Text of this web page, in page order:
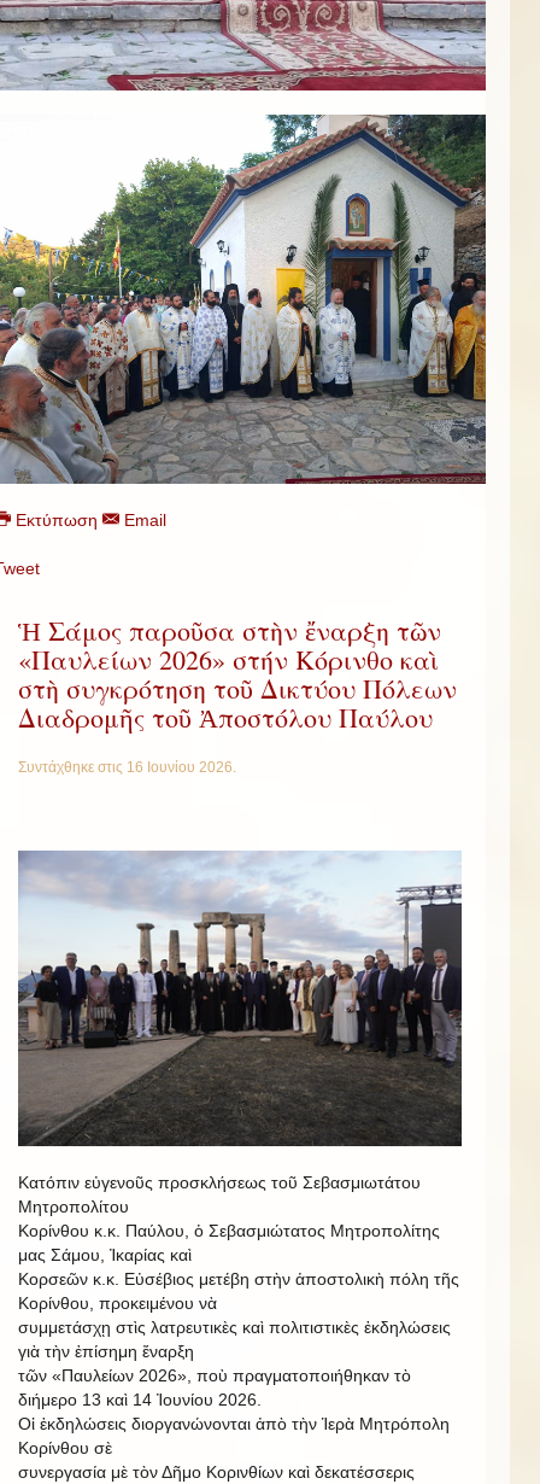
Εκτύπωση Email
Ἡ Σάμος παροῦσα στὴν ἔναρξη τῶν
«Παυλείων 2026» στήν Κόρινθο καὶ
στὴ συγκρότηση τοῦ Δικτύου Πόλεων
Διαδρομῆς τοῦ Ἀποστόλου Παύλου
Συντάχθηκε στις 16 Ιουνίου 2026
Κατόπιν εὐγενοῦς προσκλήσεως τοῦ Σεβασμιωτάτου
Μητροπολίτου
Κορίνθου κ.κ. Παύλου, ὁ Σεβασμιώτατος Μητροπολίτης
μας Σάμου, Ἰκαρίας καὶ
Κορσεῶν κ.κ. Εὐσέβιος μετέβη στὴν ἀποστολικὴ πόλη τῆς
Κορίνθου, προκειμένου νὰ
συμμετάσχῃ στὶς λατρευτικὲς καὶ πολιτιστικὲς ἐκδηλώσεις
γιὰ τὴν ἐπίσημη ἔναρξη
τῶν «Παυλείων 2026», ποὺ πραγματοποιήθηκαν τὸ
διήμερο 13 καὶ 14 Ἰουνίου 2026.
Οἱ ἐκδηλώσεις διοργανώνονται ἀπὸ τὴν Ἱερὰ Μητρόπολη
Κορίνθου σὲ
συνεργασία μὲ τὸν Δῆμο Κορινθίων καὶ δεκατέσσερις